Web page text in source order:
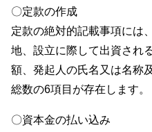
〇定款の作成
定款の絶対的記載事項には
地、設立に際して出資され
額、発起人の氏名又は名称
総数の6項目が存在します。
〇資本金の払い込み